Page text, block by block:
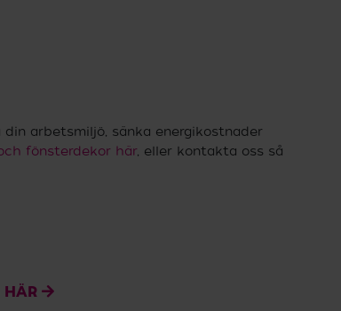
arbetsmiljö, sänka energikostnader
fönsterdekor här, eller kontakta oss så
HÄR